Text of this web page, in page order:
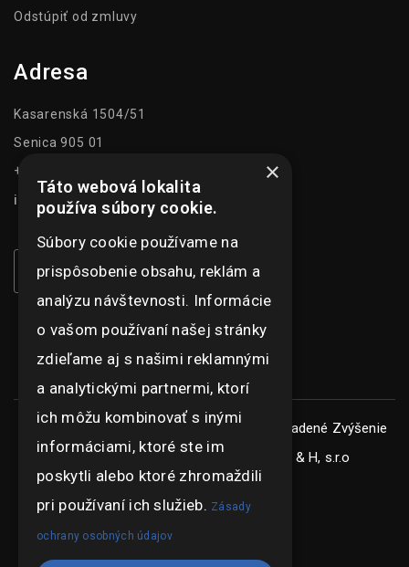
Odstúpiť od zmluvy
Adresa
Kasarenská 1504/51
Senica 905 01
+421 948 073 915
info@ghexpo.sk
Copyright © ghexpo 2026, všetky práva vyhradené Zvýšenie
konkurencieschopnosti spoločnosti G & H, s.r.o
×
Táto webová lokalita
používa súbory cookie.
Súbory cookie používame na
prispôsobenie obsahu, reklám a
analýzu návštevnosti. Informácie
o vašom používaní našej stránky
zdieľame aj s našimi reklamnými
a analytickými partnermi, ktorí
ich môžu kombinovať s inými
informáciami, ktoré ste im
poskytli alebo ktoré zhromaždili
pri používaní ich služieb. Zásady
ochrany osobných údajov